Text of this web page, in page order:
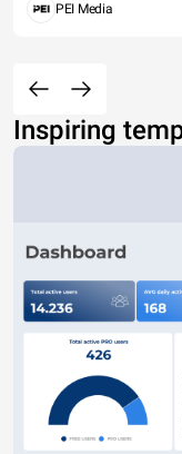
PEI Media
Inspiring